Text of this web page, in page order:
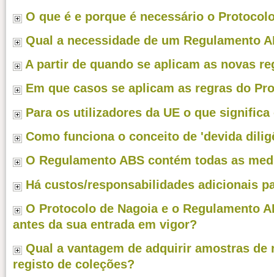
O que é e porque é necessário o
Qual a necessidade de um Regulamento
A partir de quando se aplicam as novas
Em que casos se aplicam as regras do
Para os utilizadores da UE o que significa
Como funciona o conceito de 'devida
O Regulamento ABS contém todas as
Há custos/responsabilidades adicionais
O Protocolo de Nagoia e o Regulamento
antes da sua entrada em vigor?
Qual a vantagem de adquirir amostras
registo de coleções?